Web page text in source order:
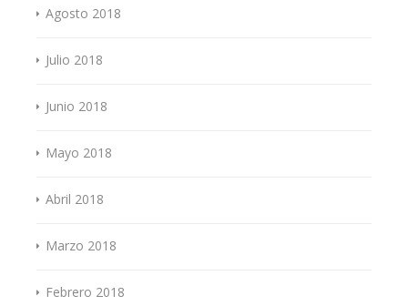
Agosto 2018
Julio 2018
Junio 2018
Mayo 2018
Abril 2018
Marzo 2018
Febrero 2018